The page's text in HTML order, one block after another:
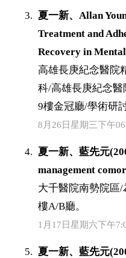
夏一新、Allan
Treatment and
Recovery in
高雄長庚紀念醫院
科/高雄長庚紀念
9樓金冠廳/學術研
8月26日星期三下午
夏一新、藍先元
management
大千醫院南勢院區
樓A/B廳。
1月17日星期六下午
夏一新、藍先元